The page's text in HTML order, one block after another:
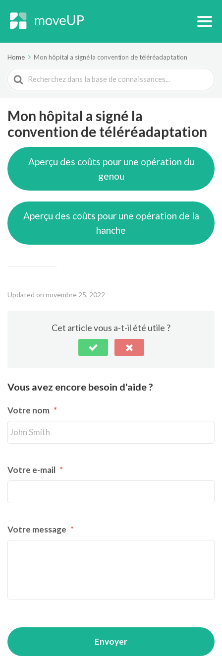
Home Mon hôpital a signé la convention de téléréadaptation
Search
For
Mon hôpital a signé la
convention de téléréadaptation
Aperçu des coûts pour une opération du
genou
Aperçu des coûts pour une opération de la
hanche
Updated on novembre 25, 2022
Cet article vous a-t-il été utile ?
Vous avez encore besoin d'aide ?
Votre nom *
Votre e-mail *
Votre message *